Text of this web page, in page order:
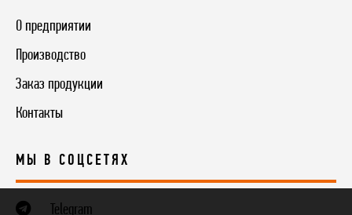
О предприятии
Производство
Заказ продукции
Контакты
МЫ В СОЦСЕТЯХ
Telegram